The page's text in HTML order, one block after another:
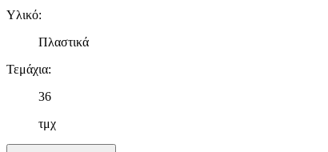
Υλικό:
Πλαστικά
Τεμάχια:
36
τμχ